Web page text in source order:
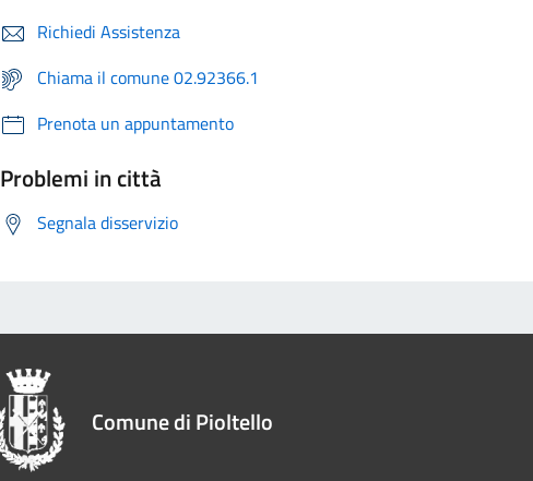
Richiedi Assistenza
Chiama il comune 02.92366.1
Prenota un appuntamento
Problemi in città
Segnala disservizio
Comune di Pioltello